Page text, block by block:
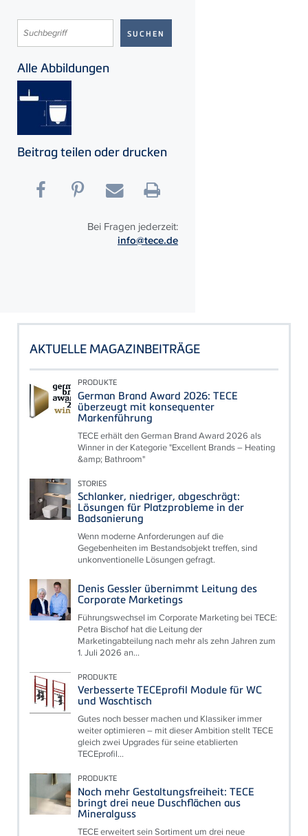
Alle Abbildungen
Beitrag teilen oder drucken
Bei Fragen jederzeit:
info@tece.de
AKTUELLE MAGAZINBEITRÄGE
PRODUKTE
German Brand Award 2026: TECE
überzeugt mit konsequenter
Markenführung
TECE erhält den German Brand Award 2026 als
Winner in der Kategorie "Excellent Brands – Heating
&amp; Bathroom"
STORIES
Schlanker, niedriger, abgeschrägt:
Lösungen für Platzprobleme in der
Badsanierung
Wenn moderne Anforderungen auf die
Gegebenheiten im Bestandsobjekt treffen, sind
unkonventionelle Lösungen gefragt.
Denis Gessler übernimmt Leitung des
Corporate Marketings
Führungswechsel im Corporate Marketing bei TECE:
Petra Bischof hat die Leitung der
Marketingabteilung nach mehr als zehn Jahren zum
1. Juli 2026 an...
PRODUKTE
Verbesserte TECEprofil Module für WC
und Waschtisch
Gutes noch besser machen und Klassiker immer
weiter optimieren – mit dieser Ambition stellt TECE
gleich zwei Upgrades für seine etablierten
TECEprofil...
PRODUKTE
Noch mehr Gestaltungsfreiheit: TECE
bringt drei neue Duschflächen aus
Mineralguss
TECE erweitert sein Sortiment um drei neue